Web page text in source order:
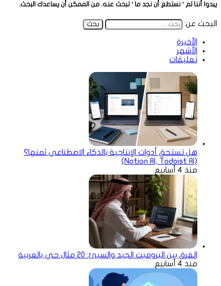
يبدوا أننا لم ’ نستطع أن نجد ما ’ تبحث عنه. من الممكن أن يساعدك البحث.
البحث عن:
الأخيرة
الأشهر
تعليقات
هل تستحق أدوات الإنتاجية بالذكاء الاصطناعي ثمنها؟
(Notion AI, Todoist AI)
منذ 4 أسابيع
الفرق بين البرومبت الجيد والسيئ: 20 مثال حي بالعربية
منذ 4 أسابيع